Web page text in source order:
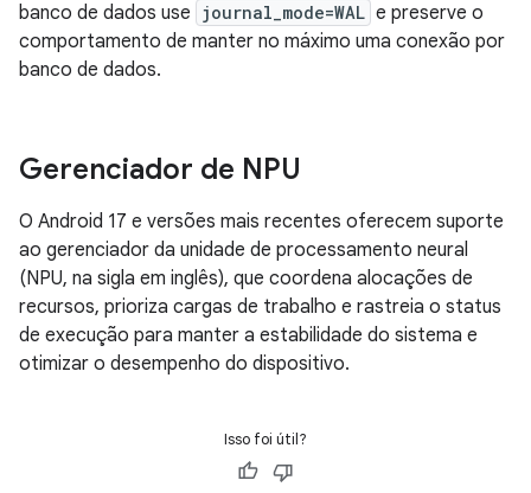
banco de dados use journal_mode=WAL e preserve o
comportamento de manter no máximo uma conexão por
banco de dados.
Gerenciador de NPU
O Android 17 e versões mais recentes oferecem suporte
ao gerenciador da unidade de processamento neural
(NPU, na sigla em inglês), que coordena alocações de
recursos, prioriza cargas de trabalho e rastreia o status
de execução para manter a estabilidade do sistema e
otimizar o desempenho do dispositivo.
Isso foi útil?